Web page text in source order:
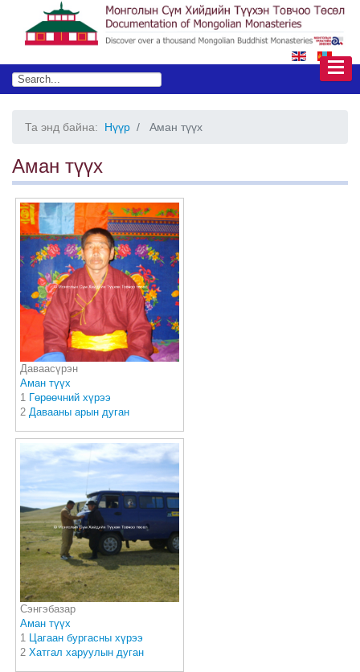
Та энд байна: Нүүр Аман түүх
Аман түүх
Даваасүрэн
Аман түүх
1 Гөрөөчний хүрээ
2 Давааны арын дуган
Сэнгэбазар
Аман түүх
1 Цагаан бургасны хүрээ
2 Хатгал харуулын дуган